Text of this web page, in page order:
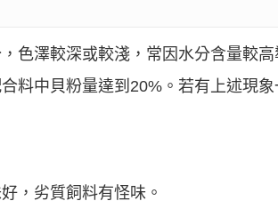
色澤較深或較淺，常因水分含量較
料中貝粉量達到20%。若有上述現象
，劣質飼料有怪味。